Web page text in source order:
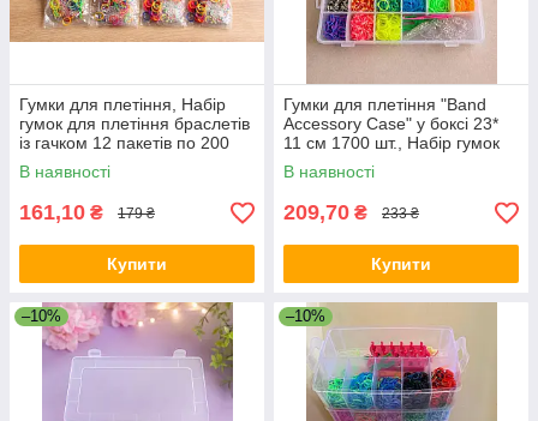
Гумки для плетіння, Набір
гумок для плетіння браслетів
із гачком 12 пакетів по 200
шт.
В наявності
161,10 ₴ 179 ₴
Купити
Гумки для плетіння "Band
Accessory Case" у боксі 23*
11 см 1700 шт., Набір гумок
для плетіння браслетів із
гачком
В наявності
209,70 ₴ 233 ₴
Купити
–10% –10%